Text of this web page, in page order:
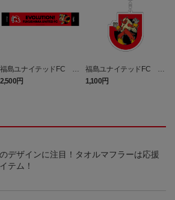
福島ユナイテッドFC バ
シャーモ タオルマフラー
2,500円
福島ユナイテッドFC バ
シャーモ キーホルダー
1,100円
デザインに注目！タオルマフラーは応援
テム！